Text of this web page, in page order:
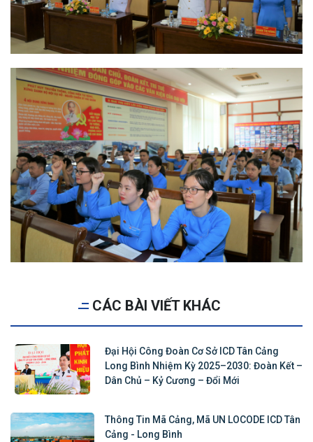
CÁC BÀI VIẾT KHÁC
Đại Hội Công Đoàn Cơ Sở ICD Tân Cảng
Long Bình Nhiệm Kỳ 2025–2030: Đoàn Kết –
Dân Chủ – Kỷ Cương – Đổi Mới
Thông Tin Mã Cảng, Mã UN LOCODE ICD Tân
Cảng - Long Bình